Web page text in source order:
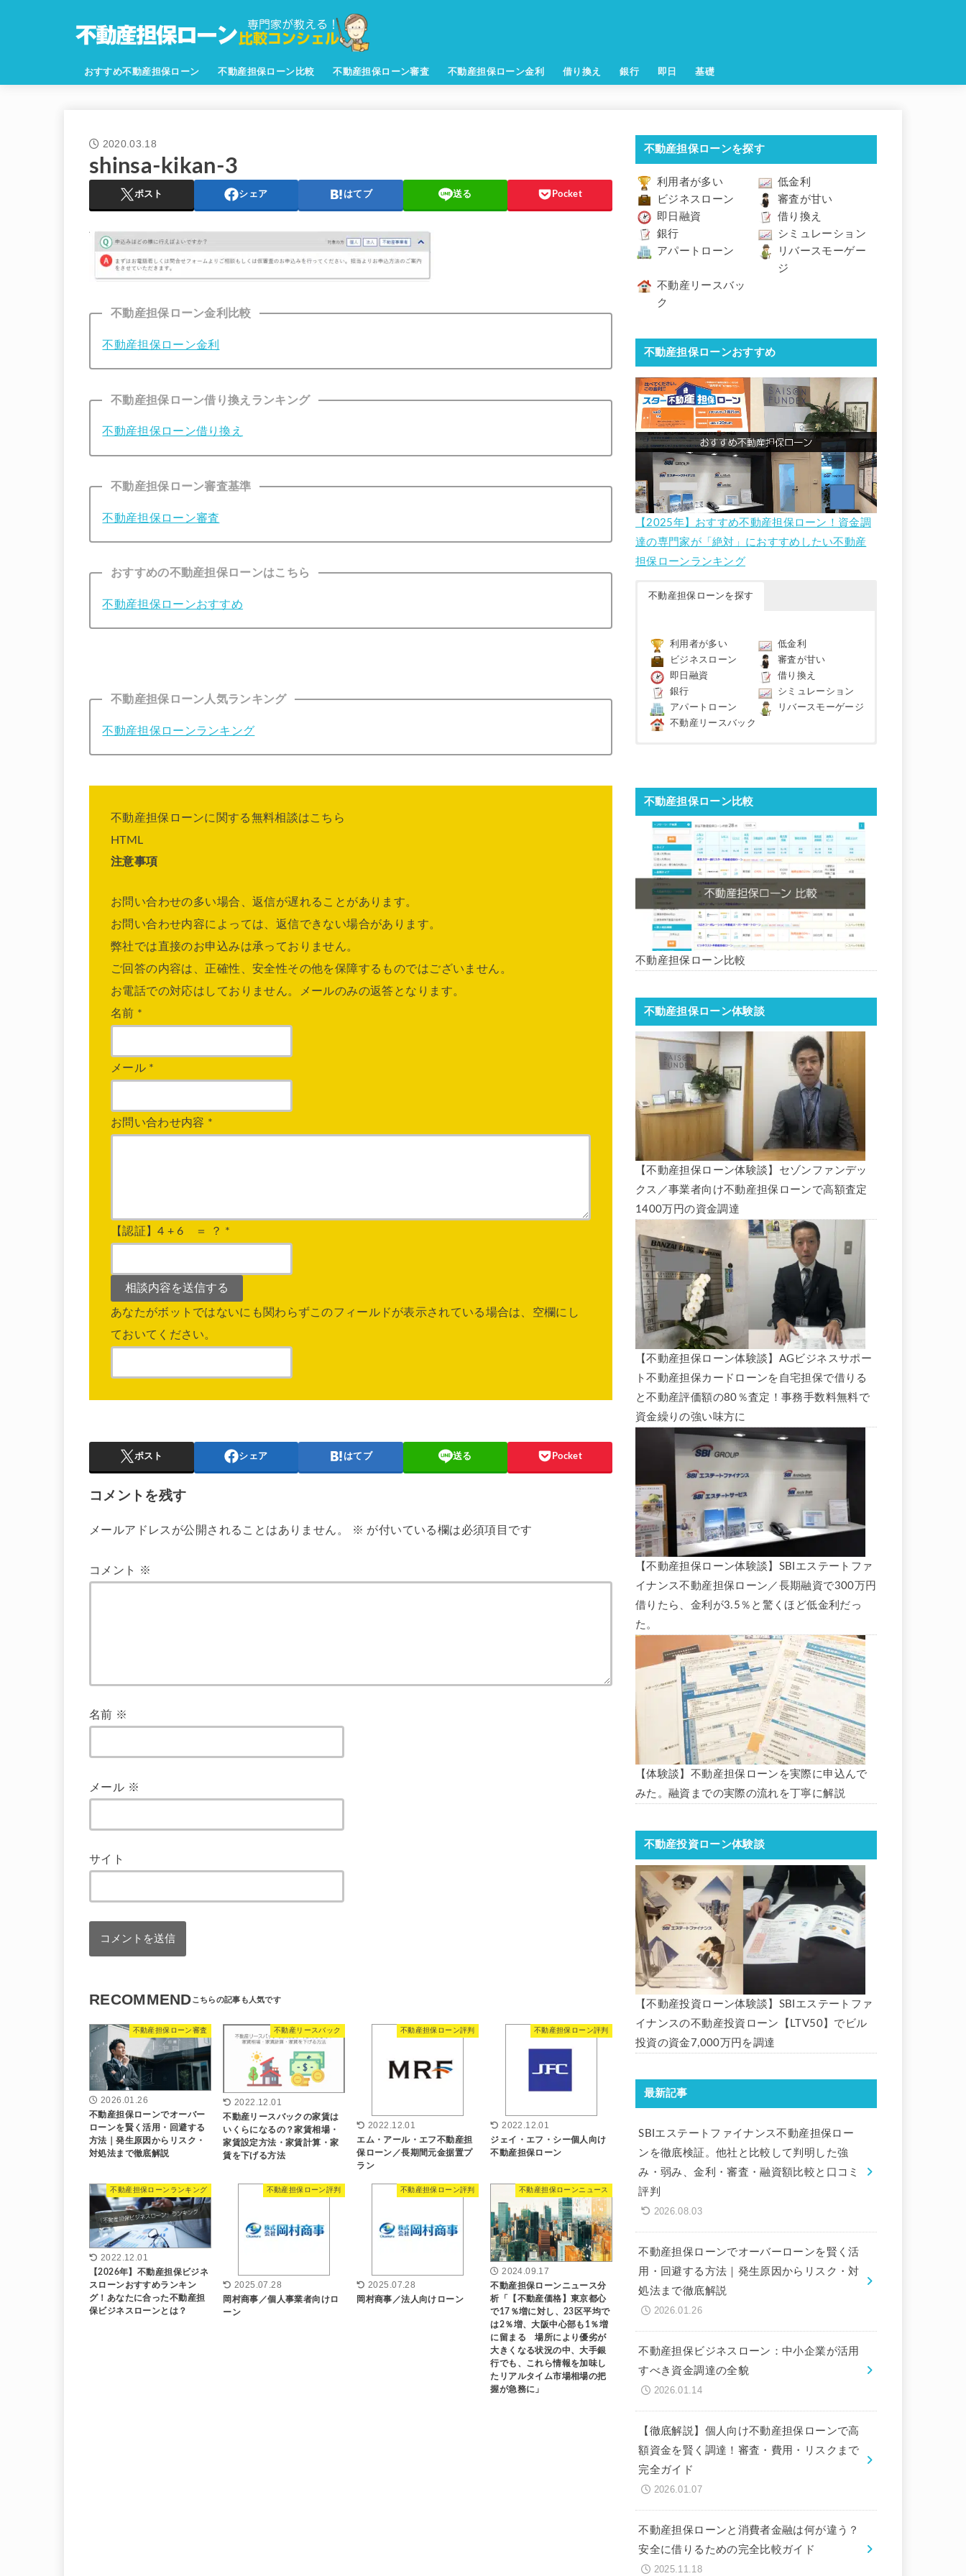
おすすめ不動産担保ローン 不動産担保ローン比較 不動産担保ローン審査 不動産担保ローン金利 借り換え 銀行 即日 基礎
2020.03.18
shinsa-kikan-3
ポスト シェア はてブ 送る Pocket
不動産担保ローン金利比較
不動産担保ローン金利
不動産担保ローン借り換えランキング
不動産担保ローン借り換え
不動産担保ローン審査基準
不動産担保ローン審査
おすすめの不動産担保ローンはこちら
不動産担保ローンおすすめ
不動産担保ローン人気ランキング
不動産担保ローンランキング
不動産担保ローンに関する無料相談はこちら
HTML
注意事項
お問い合わせの多い場合、返信が遅れることがあります。
お問い合わせ内容によっては、返信できない場合があります。
弊社では直接のお申込みは承っておりません。
ご回答の内容は、正確性、安全性その他を保障するものではございません。
お電話での対応はしておりません。メールのみの返答となります。
名前 *
メール *
お問い合わせ内容 *
【認証】4 + 6 ＝ ？ *
あなたがボットではないにも関わらずこのフィールドが表示されている場合は、空欄にし
ておいてください。
ポスト シェア はてブ 送る Pocket
コメントを残す
メールアドレスが公開されることはありません。 ※ が付いている欄は必須項目です
コメント ※
名前 ※
メール ※
サイト
RECOMMEND
不動産担保ローン審査
2026.01.26
不動産担保ローンでオーバー
ローンを賢く活用・回避する
方法｜発生原因からリスク・
対処法まで徹底解説
不動産リースバック
2022.12.01
不動産リースバックの家賃は
いくらになるの？家賃相場・
家賃設定方法・家賃計算・家
賃を下げる方法
不動産担保ローン評判
2022.12.01
エム・アール・エフ不動産担
保ローン／長期間元金据置プ
ラン
不動産担保ローン評判
2022.12.01
ジェイ・エフ・シー個人向け
不動産担保ローン
不動産担保ローンランキング
2022.12.01
【2026年】不動産担保ビジネ
スローンおすすめランキン
グ！あなたに合った不動産担
保ビジネスローンとは？
不動産担保ローン評判
2025.07.28
岡村商事／個人事業者向けロ
ーン
不動産担保ローン評判
2025.07.28
岡村商事／法人向けローン
不動産担保ローンニュース
2024.09.17
不動産担保ローンニュース分
析「【不動産価格】東京都心
で17％増に対し、23区平均で
は2％増、大阪中心部も1％増
に留まる 場所により優劣が
大きくなる状況の中、大手銀
行でも、これら情報を加味し
たリアルタイム市場相場の把
握が急務に」
不動産担保ローンを探す
利用者が多い
低金利
ビジネスローン
審査が甘い
即日融資
借り換え
銀行
シミュレーション
アパートローン
リバースモーゲー
ジ
不動産リースバッ
ク
不動産担保ローンおすすめ
【2025年】おすすめ不動産担保ローン！資金調
達の専門家が「絶対」におすすめしたい不動産
担保ローンランキング
不動産担保ローンを探す
利用者が多い
低金利
ビジネスローン
審査が甘い
即日融資
借り換え
銀行
シミュレーション
アパートローン
リバースモーゲージ
不動産リースバック
不動産担保ローン比較
不動産担保ローン比較
不動産担保ローン体験談
【不動産担保ローン体験談】セゾンファンデッ
クス／事業者向け不動産担保ローンで高額査定
1400万円の資金調達
【不動産担保ローン体験談】AGビジネスサポー
ト不動産担保カードローンを自宅担保で借りる
と不動産評価額の80％査定！事務手数料無料で
資金繰りの強い味方に
【不動産担保ローン体験談】SBIエステートファ
イナンス不動産担保ローン／長期融資で300万円
借りたら、金利が3.5％と驚くほど低金利だっ
た。
【体験談】不動産担保ローンを実際に申込んで
みた。融資までの実際の流れを丁寧に解説
不動産投資ローン体験談
【不動産投資ローン体験談】SBIエステートファ
イナンスの不動産投資ローン【LTV50】でビル
投資の資金7,000万円を調達
最新記事
SBIエステートファイナンス不動産担保ロー
ンを徹底検証。他社と比較して判明した強
み・弱み、金利・審査・融資額比較と口コミ
評判
2026.08.03
不動産担保ローンでオーバーローンを賢く活
用・回避する方法｜発生原因からリスク・対
処法まで徹底解説
2026.01.26
不動産担保ビジネスローン：中小企業が活用
すべき資金調達の全貌
2026.01.14
【徹底解説】個人向け不動産担保ローンで高
額資金を賢く調達！審査・費用・リスクまで
完全ガイド
2026.01.07
不動産担保ローンと消費者金融は何が違う？
安全に借りるための完全比較ガイド
2025.11.18